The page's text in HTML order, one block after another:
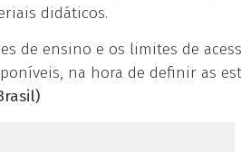
didáticos.
de ensino e os limites de
na hora de definir as